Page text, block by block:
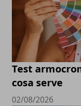
Test
cosa serve
02/08/2026